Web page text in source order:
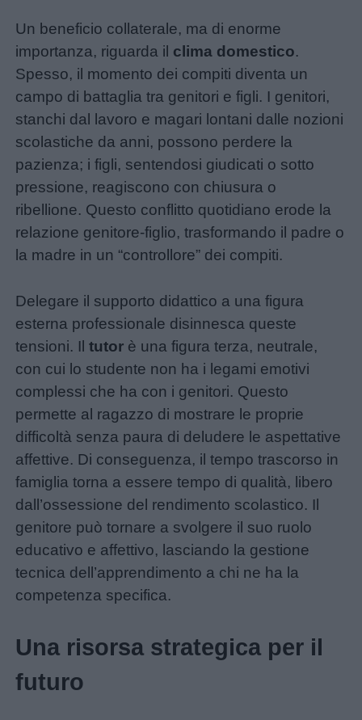
Un beneficio collaterale, ma di enorme
importanza, riguarda il clima domestico.
Spesso, il momento dei compiti diventa un
campo di battaglia tra genitori e figli. I genitori,
stanchi dal lavoro e magari lontani dalle nozioni
scolastiche da anni, possono perdere la
pazienza; i figli, sentendosi giudicati o sotto
pressione, reagiscono con chiusura o
ribellione. Questo conflitto quotidiano erode la
relazione genitore-figlio, trasformando il padre o
la madre in un “controllore” dei compiti.
Delegare il supporto didattico a una figura
esterna professionale disinnesca queste
tensioni. Iltutor è una figura terza, neutrale,
con cui lo studente non ha i legami emotivi
complessi che ha con i genitori. Questo
permette al ragazzo di mostrare le proprie
difficoltà senza paura di deludere le aspettative
affettive. Di conseguenza, il tempo trascorso in
famiglia torna a essere tempo di qualità, libero
dall’ossessione del rendimento scolastico. Il
genitore può tornare a svolgere il suo ruolo
educativo e affettivo, lasciando la gestione
tecnica dell’apprendimento a chi ne ha la
competenza specifica.
Una risorsa strategica per il
futuro